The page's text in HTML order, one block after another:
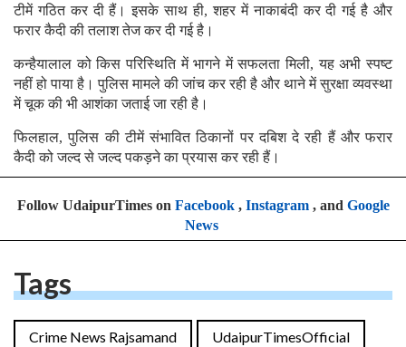
टीमें गठित कर दी हैं। इसके साथ ही, शहर में नाकाबंदी कर दी गई है और
फरार कैदी की तलाश तेज कर दी गई है।
कन्हैयालाल को किस परिस्थिति में भागने में सफलता मिली, यह अभी स्पष्ट
नहीं हो पाया है। पुलिस मामले की जांच कर रही है और थाने में सुरक्षा व्यवस्था
में चूक की भी आशंका जताई जा रही है।
फिलहाल, पुलिस की टीमें संभावित ठिकानों पर दबिश दे रही हैं और फरार
कैदी को जल्द से जल्द पकड़ने का प्रयास कर रही हैं।
Follow UdaipurTimes on Facebook, Instagram, and Google
News
Tags
Crime News Rajsamand UdaipurTimesOfficial